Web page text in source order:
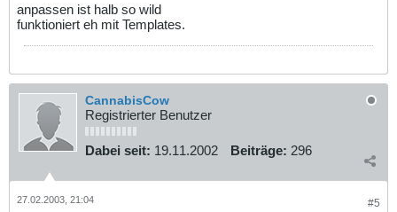
anpassen ist halb so wild
funktioniert eh mit Templates.
CannabisCow
Registrierter Benutzer
Dabei seit: 19.11.2002 Beiträge: 296
#5
27.02.2003, 21:04